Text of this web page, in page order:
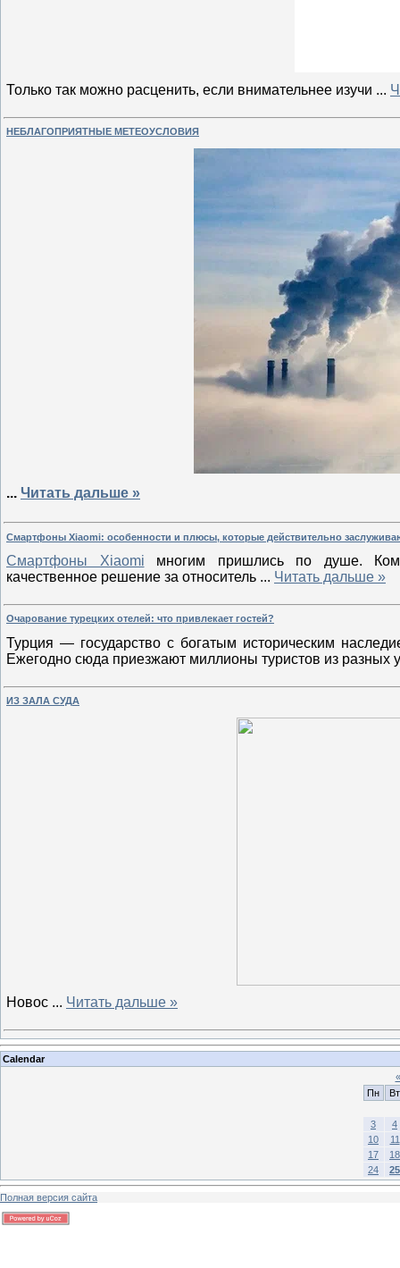
Только так можно расценить, если внимательнее изучи ...
НЕБЛАГОПРИЯТНЫЕ МЕТЕОУСЛОВИЯ
... Читать дальше »
Смартфоны Xiaomi: особенности и плюсы, которые действительно
Смартфоны Xiaomi многим пришлись по душе.
качественное решение за относитель ... Читать дальше »
Очарование турецких отелей: что привлекает гостей?
Турция — государство с богатым историческим
Ежегодно сюда приезжают миллионы туристов из разных
ИЗ ЗАЛА СУДА
Новос ... Читать дальше »
Calendar
«
Пн
Вт
3
4
10
11
17
18
24
25
Полная версия сайта